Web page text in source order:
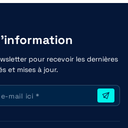
pour recevoir les dernières
et mises à jour.